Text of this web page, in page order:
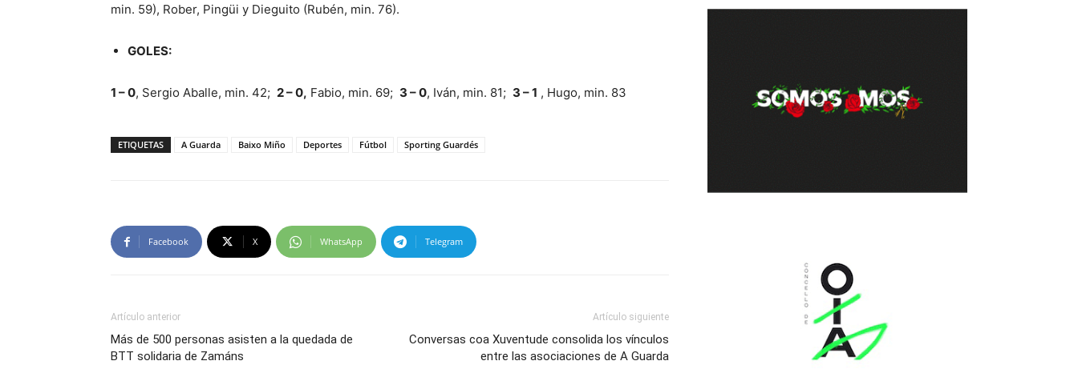
min. 59), Rober, Pingüi y Dieguito (Rubén, min. 76).
GOLES:
1 – 0, Sergio Aballe, min. 42; 2 – 0, Fabio, min. 69; 3 – 0, Iván, min. 81; 3 – 1 , Hugo, min. 83
ETIQUETAS A Guarda Baixo Miño Deportes Fútbol Sporting Guardés
Facebook X WhatsApp Telegram
Artículo anterior
Más de 500 personas asisten a la quedada de
BTT solidaria de Zamáns
Artículo siguiente
Conversas coa Xuventude consolida los vínculos
entre las asociaciones de A Guarda